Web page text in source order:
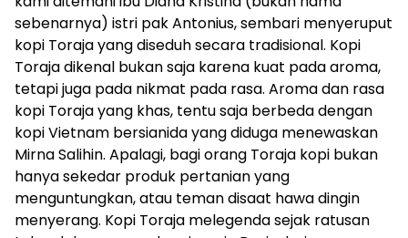
sebenarnya) istri pak Antonius, sembari menyeruput
kopi Toraja yang diseduh secara tradisional. Kopi
Toraja dikenal bukan saja karena kuat pada aroma,
tetapi juga pada nikmat pada rasa. Aroma dan rasa
kopi Toraja yang khas, tentu saja berbeda dengan
kopi Vietnam bersianida yang diduga menewaskan
Mirna Salihin. Apalagi, bagi orang Toraja kopi bukan
hanya sekedar produk pertanian yang
menguntungkan, atau teman disaat hawa dingin
menyerang. Kopi Toraja melegenda sejak ratusan